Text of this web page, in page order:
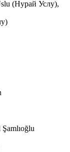
(Нурай Услу),